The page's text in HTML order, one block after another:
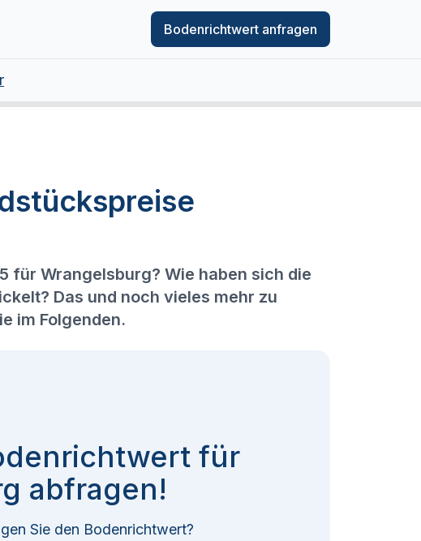
Bodenrichtwert anfragen
für Wrangelsburg? Wie haben sich die
Das und noch vieles mehr zu
im Folgenden.
für
abfragen!
Sie den Bodenrichtwert?